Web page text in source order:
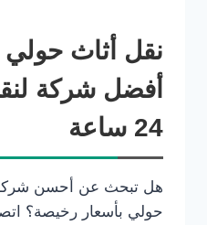
أفضل شركة
24 ساعة
هل تبحث عن أحسن شركة
حولي بأسعار رخيصة؟